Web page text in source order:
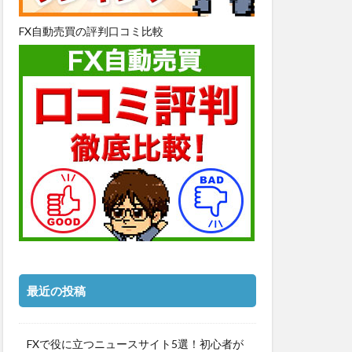
FX自動売買の評判口コミ比較
最近の投稿
FXで役に立つニュースサイト5選！初心者が